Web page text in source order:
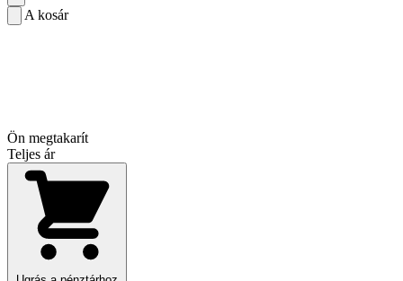
A kosár
Ön megtakarít
Teljes ár